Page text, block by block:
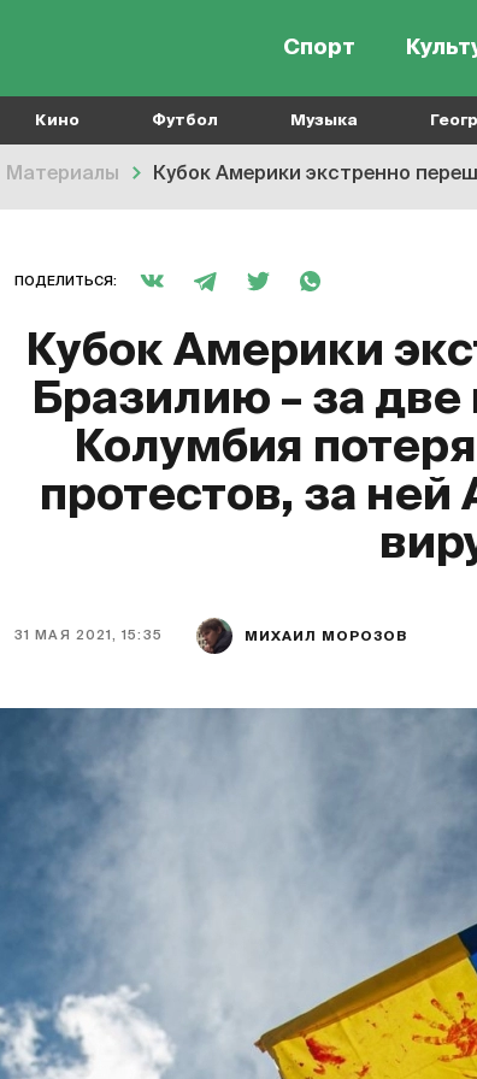
Спорт
Кино Футбол Музыка
Материалы Кубок Америки экстренно перешел в
ПОДЕЛИТЬСЯ:
Кубок Америки
Бразилию – за
Колумбия
протестов, за ней
31 МАЯ 2021, 15:35 МИХАИЛ МОРОЗОВ